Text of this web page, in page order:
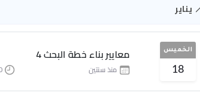
يناير
الخميس
18
معايير بناء خطة البحث 4
منذ سنتين